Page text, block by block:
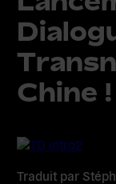
Chine !
Traduit par